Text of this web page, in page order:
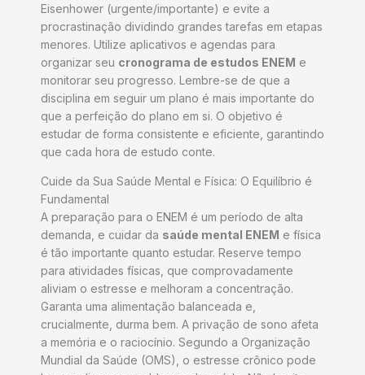
Eisenhower (urgente/importante) e evite a
procrastinação dividindo grandes tarefas em etapas
menores. Utilize aplicativos e agendas para
organizar seu cronograma de estudos ENEM e
monitorar seu progresso. Lembre-se de que a
disciplina em seguir um plano é mais importante do
que a perfeição do plano em si. O objetivo é
estudar de forma consistente e eficiente, garantindo
que cada hora de estudo conte.
Cuide da Sua Saúde Mental e Física: O Equilíbrio é
Fundamental
A preparação para o ENEM é um período de alta
demanda, e cuidar da saúde mental ENEM e física
é tão importante quanto estudar. Reserve tempo
para atividades físicas, que comprovadamente
aliviam o estresse e melhoram a concentração.
Garanta uma alimentação balanceada e,
crucialmente, durma bem. A privação de sono afeta
a memória e o raciocínio. Segundo a Organização
Mundial da Saúde (OMS), o estresse crônico pode